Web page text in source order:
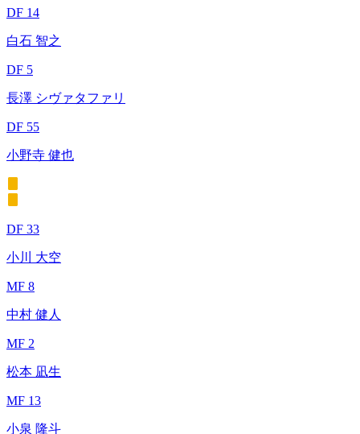
DF 14
白石 智之
DF 5
長澤 シヴァタファリ
DF 55
小野寺 健也
DF 33
小川 大空
MF 8
中村 健人
MF 2
松本 凪生
MF 13
小泉 隆斗